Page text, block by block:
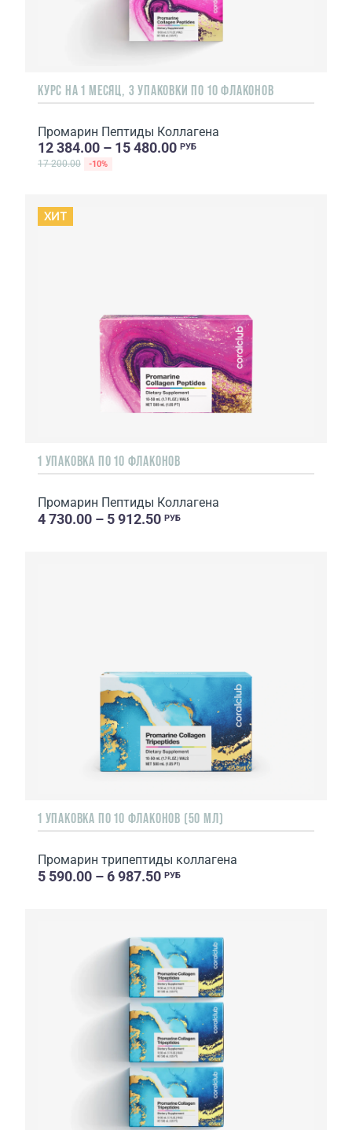
КУРС НА 1 МЕСЯЦ, 3 УПАКОВКИ ПО 10 ФЛАКОНОВ
Промарин Пептиды Коллагена
12 384.00 – 15 480.00 РУБ
17 200.00 -10%
ХИТ
1 УПАКОВКА ПО 10 ФЛАКОНОВ
Промарин Пептиды Коллагена
4 730.00 – 5 912.50 РУБ
1 УПАКОВКА ПО 10 ФЛАКОНОВ (50 МЛ)
Промарин трипептиды коллагена
5 590.00 – 6 987.50 РУБ